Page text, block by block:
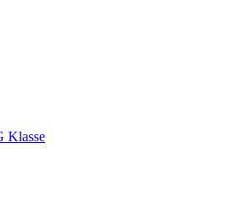
Klasse